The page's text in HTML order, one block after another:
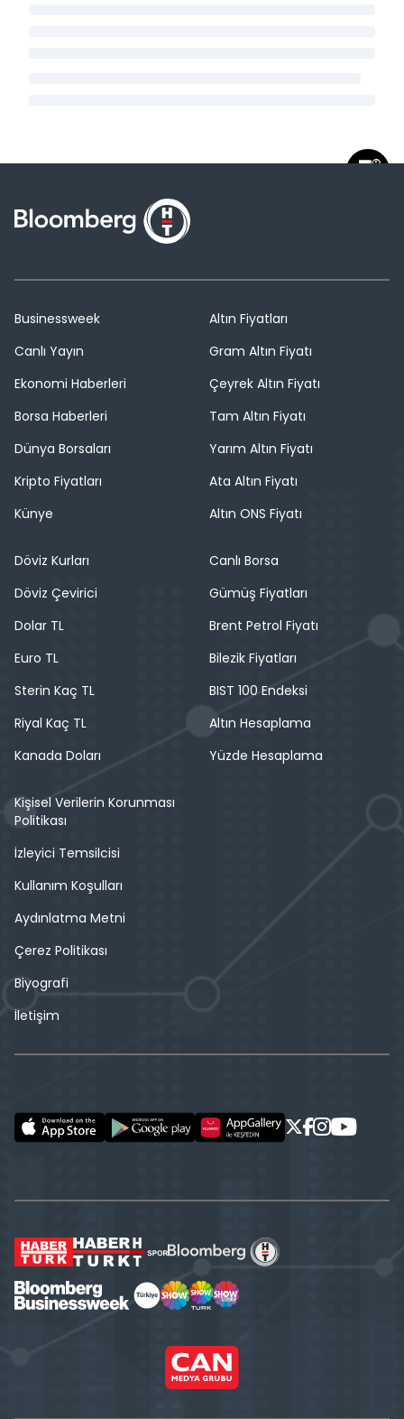
Businessweek
Canlı Yayın
Ekonomi Haberleri
Borsa Haberleri
Dünya Borsaları
Kripto Fiyatları
Künye
Altın Fiyatları
Gram Altın Fiyatı
Çeyrek Altın Fiyatı
Tam Altın Fiyatı
Yarım Altın Fiyatı
Ata Altın Fiyatı
Altın ONS Fiyatı
Döviz Kurları
Döviz Çevirici
Dolar TL
Euro TL
Sterin Kaç TL
Riyal Kaç TL
Kanada Doları
Canlı Borsa
Gümüş Fiyatları
Brent Petrol Fiyatı
Bilezik Fiyatları
BIST 100 Endeksi
Altın Hesaplama
Yüzde Hesaplama
Kişisel Verilerin Korunması
Politikası
İzleyici Temsilcisi
Kullanım Koşulları
Aydınlatma Metni
Çerez Politikası
Biyografi
İletişim